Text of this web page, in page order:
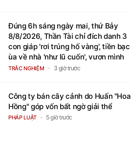
Đúng 6h sáng ngày mai, thứ Bảy
8/8/2026, Thần Tài chỉ đích danh 3
con giáp 'rơi trúng hố vàng', tiền bạc
ùa về nhà 'như lũ cuốn', vươn mình
thành đại gia trong phút chốc
TRẮC NGHIỆM 3 giờ trước
Công ty bán cây cảnh do Huấn "Hoa
Hồng" góp vốn bất ngờ giải thể
PHÁP LUẬT 5 giờ trước